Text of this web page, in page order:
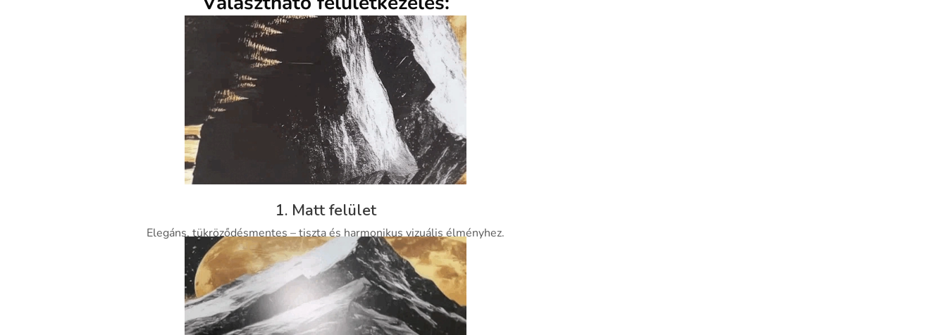
1. Matt felület
Elegáns, tükröződésmentes – tiszta és harmonikus vizuális élményhez.